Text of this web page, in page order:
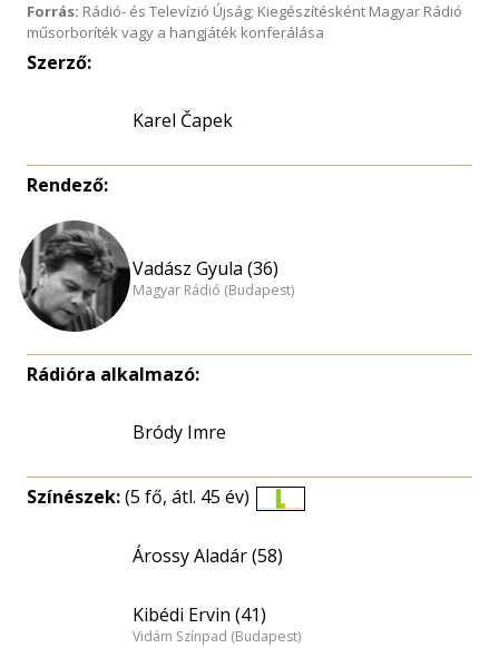
Forrás: Rádió- és Televízió Újság; Kiegészítésként Magyar Rádió
műsorboríték vagy a hangjáték konferálása
Szerző:
Karel Čapek
Rendező:
Vadász Gyula (36)
Magyar Rádió (Budapest)
Rádióra alkalmazó:
Bródy Imre
Színészek:(5 fő, átl. 45 év)
eloszlás
nagyítása
Árossy Aladár (58)
Kibédi Ervin (41)
Vidám Színpad (Budapest)